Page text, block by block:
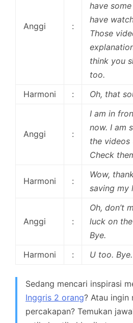
Anggi :
have
have
Those
think you
too.
Harmoni
: Oh, that
Anggi :
I am in
now. I am
the videos
Check
Harmoni :
Wow,
saving my
Anggi :
Oh, don’t
luck on
Bye.
Harmoni
: U too. Bye.
Sedang mencari inspirasi
Inggris 2 orang? Atau ingin
percakapan? Temukan